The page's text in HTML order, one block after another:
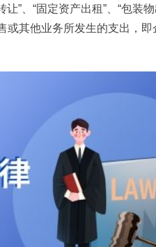
”、“固定资产出租”、“包装
或其他业务所发生的支出，